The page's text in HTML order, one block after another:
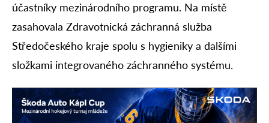
účastníky mezinárodního programu. Na místě
zasahovala Zdravotnická záchranná služba
Středočeského kraje spolu s hygieniky a dalšími
složkami integrovaného záchranného systému.